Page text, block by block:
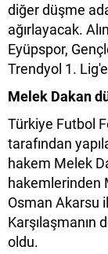
diğer düşme
ağırlayacak.
Eyüpspor,
Trendyol 1.
Melek Dakan
Türkiye Futbol
tarafından
hakem Melek
hakemlerinden
Osman Akarsu
Karşılaşmanın
oldu.